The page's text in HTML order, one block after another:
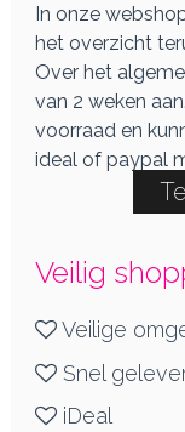
In onze
het overzicht
Over het
van 2 weken
voorraad en
ideal of paypal
Veilig
Veilige
Snel
iDeal